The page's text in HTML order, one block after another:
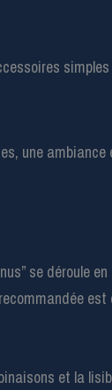
se déroule
est
et la